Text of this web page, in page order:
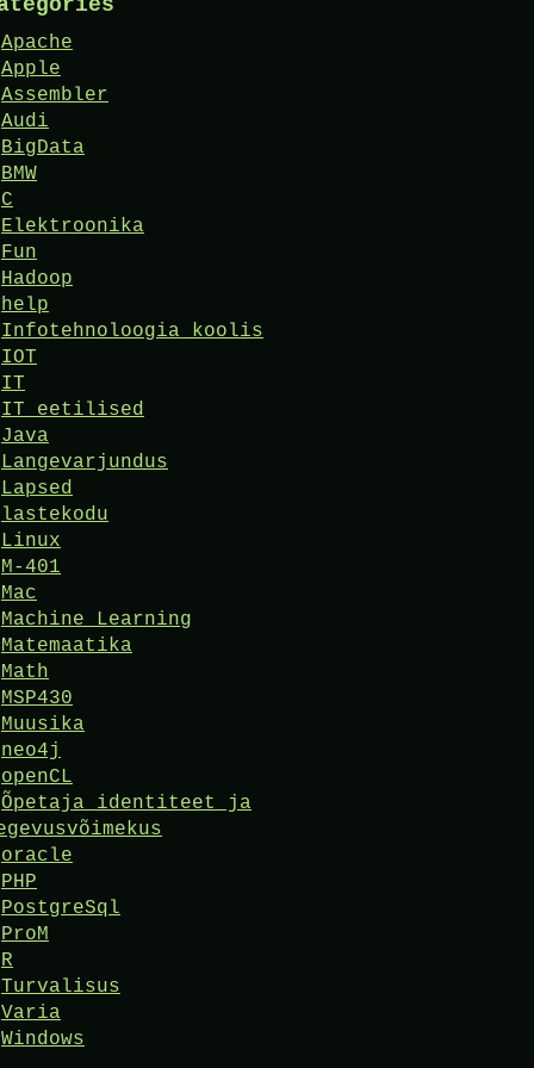
Apache
Apple
Assembler
Audi
BigData
BMW
C
Elektroonika
Fun
Hadoop
help
Infotehnoloogia koolis
IOT
IT
IT eetilised
Java
Langevarjundus
Lapsed
lastekodu
Linux
M-401
Mac
Machine Learning
Matemaatika
Math
MSP430
Muusika
neo4j
openCL
Õpetaja identiteet ja
oracle
PHP
PostgreSql
ProM
R
Turvalisus
Varia
Windows